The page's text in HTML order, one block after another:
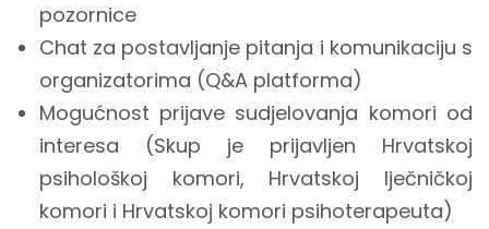
pozornice
Chat za postavljanje pitanja i komunikaciju s
organizatorima (Q&A platforma)
Mogućnost prijave sudjelovanja komori od
interesa (Skup je prijavljen Hrvatskoj
psihološkoj komori, Hrvatskoj lječničkoj
komori i Hrvatskoj komori psihoterapeuta)